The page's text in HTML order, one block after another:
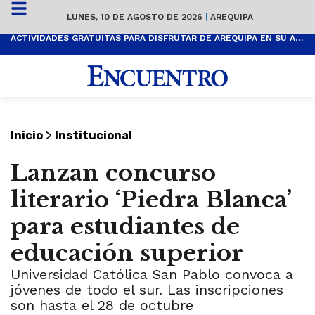
LUNES, 10 DE AGOSTO DE 2026 | AREQUIPA
ACTIVIDADES GRATUITAS PARA DISFRUTAR DE AREQUIPA EN SU ANIVERSARIO
Inicio > Institucional
Lanzan concurso
literario ‘Piedra Blanca’
para estudiantes de
educación superior
Universidad Católica San Pablo convoca a
jóvenes de todo el sur. Las inscripciones
son hasta el 28 de octubre